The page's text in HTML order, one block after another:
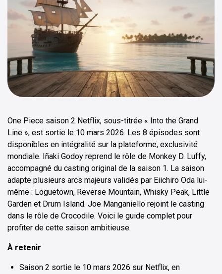
One Piece saison 2 Netflix, sous-titrée « Into the Grand
Line », est sortie le 10 mars 2026. Les 8 épisodes sont
disponibles en intégralité sur la plateforme, exclusivité
mondiale. Iñaki Godoy reprend le rôle de Monkey D. Luffy,
accompagné du casting original de la saison 1. La saison
adapte plusieurs arcs majeurs validés par Eiichiro Oda lui-
même : Loguetown, Reverse Mountain, Whisky Peak, Little
Garden et Drum Island. Joe Manganiello rejoint le casting
dans le rôle de Crocodile. Voici le guide complet pour
profiter de cette saison ambitieuse.
À retenir
Saison 2 sortie le 10 mars 2026 sur Netflix, en